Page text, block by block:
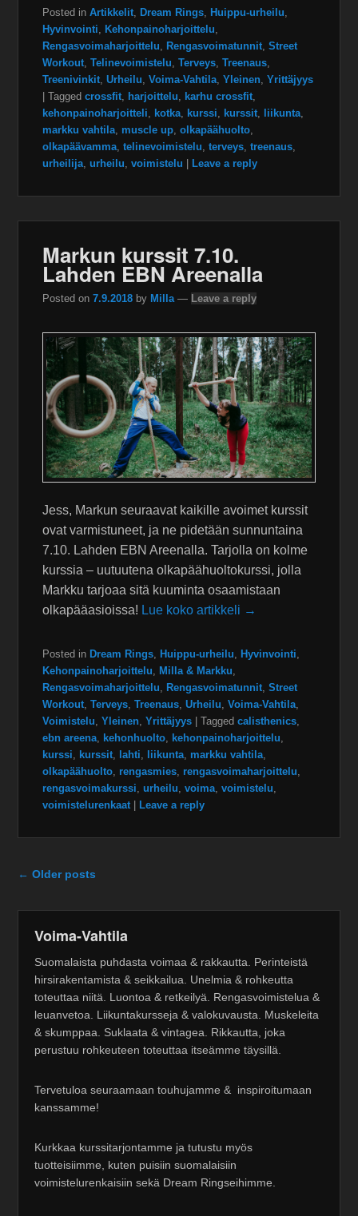
Posted in Artikkelit Dream Rings Huippu-urheilu
Hyvinvointi
Kehonpainoharjoittelu
Rengasvoimaharjoittelu
Rengasvoimatunnit ,Street
Workout ,Telinevoimistelu ,Terveys ,Treenaus
Treenivinkit ,Urheilu ,Voima-Vahtila ,Yleinen ,Yrittäjyys
|Tagged crossfit harjoittelu karhu crossfit
kehonpainoharjoitteli
kotka kurssi kurssit liikunta
markku vahtila muscle up ,olkapäähuolto
olkapäävamma ,telinevoimistelu ,terveys ,treenaus
urheilija ,urheilu ,voimistelu Leave a reply
Markun kurssit 7.10.
Lahden EBN Areenalla
Posted on7.9.2018 by Milla — Leave a reply
Jess, Markun seuraavat kaikille avoimet kurssit
ovat varmistuneet, ja ne pidetään sunnuntaina
7.10. Lahden EBN Areenalla. Tarjolla on kolme
kurssia – uutuutena olkapäähuoltokurssi, jolla
Markku tarjoaa sitä kuuminta osaamistaan
olkapääasioissa! Lue koko artikkeli →
Posted in Dream Rings Huippu-urheilu Hyvinvointi
Kehonpainoharjoittelu
Milla & Markku
Rengasvoimaharjoittelu
Rengasvoimatunnit ,Street
Workout ,Terveys ,Treenaus ,Urheilu ,Voima-Vahtila
Voimistelu ,Yleinen ,Yrittäjyys |Tagged calisthenics
ebn areena
kehonhuolto kehonpainoharjoittelu
kurssi
kurssit lahti liikunta markku vahtila
olkapäähuolto rengasmies rengasvoimaharjoittelu
rengasvoimakurssi ,urheilu ,voima ,voimistelu
voimistelurenkaat
Leave a reply
Post navigation
← Older posts
Voima-Vahtila
Suomalaista puhdasta voimaa & rakkautta. Perinteistä
hirsirakentamista & seikkailua. Unelmia & rohkeutta
toteuttaa niitä. Luontoa & retkeilyä. Rengasvoimistelua &
leuanvetoa. Liikuntakursseja & valokuvausta. Muskeleita
& skumppaa. Suklaata & vintagea. Rikkautta, joka
perustuu rohkeuteen toteuttaa itseämme täysillä.
Tervetuloa seuraamaan touhujamme & inspiroitumaan
kanssamme!
Kurkkaa kurssitarjontamme ja tutustu myös
tuotteisiimme, kuten puisiin suomalaisiin
voimistelurenkaisiin sekä Dream Ringseihimme.